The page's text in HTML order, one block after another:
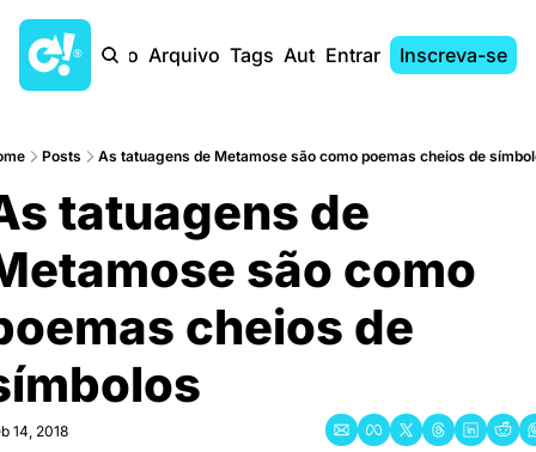
Início Arquivo Tags AutoresEntrar Inscreva-se
Posts As tatuagens de Metamose são como poemas cheios de
tatuagens de
são como
cheios de
14, 2018